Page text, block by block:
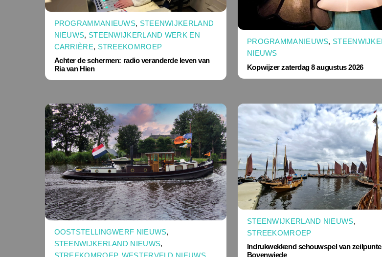
PROGRAMMANIEUWS, STEENWIJKERLAND
NIEUWS, STEENWIJKERLAND WERK EN
CARRIÈRE, STREEKOMROEP
Achter de schermen: radio veranderde leven van
Ria van Hien
PROGRAMMANIEUWS,
NIEUWS
Kopwijzer zaterdag 8 augustus 2026
OOSTSTELLINGWERF NIEUWS,
STEENWIJKERLAND NIEUWS,
STREEKOMROEP, WESTERVELD NIEUWS,
STEENWIJKERLAND NIEUWS,
STREEKOMROEP
Indrukwekkend schouwspel van
Bovenwiede